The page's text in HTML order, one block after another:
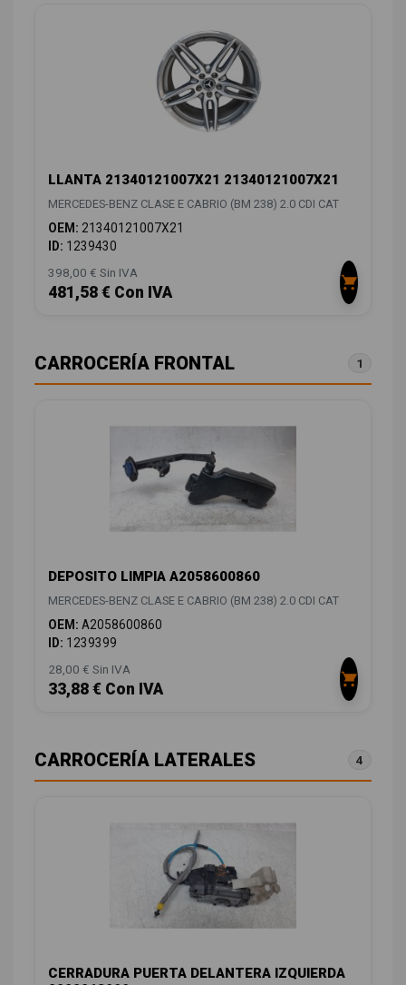
LLANTA 21340121007X21 21340121007X21
MERCEDES-BENZ CLASE E CABRIO (BM 238) 2.0 CDI CAT
OEM: 21340121007X21
ID: 1239430
398,00 € Sin IVA
481,58 € Con IVA
CARROCERÍA FRONTAL 1
DEPOSITO LIMPIA A2058600860
MERCEDES-BENZ CLASE E CABRIO (BM 238) 2.0 CDI CAT
OEM: A2058600860
ID: 1239399
28,00 € Sin IVA
33,88 € Con IVA
CARROCERÍA LATERALES 4
CERRADURA PUERTA DELANTERA IZQUIERDA